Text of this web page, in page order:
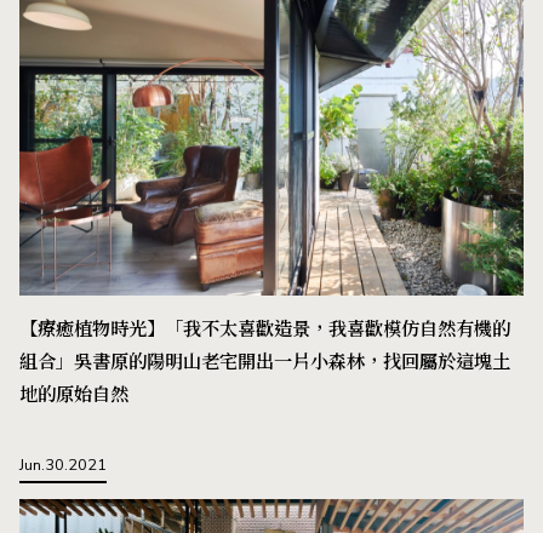
【療癒植物時光】「我不太喜歡造景，我喜歡模仿自然有機的
組合」吳書原的陽明山老宅開出一片小森林，找回屬於這塊土
地的原始自然
Jun.30.2021